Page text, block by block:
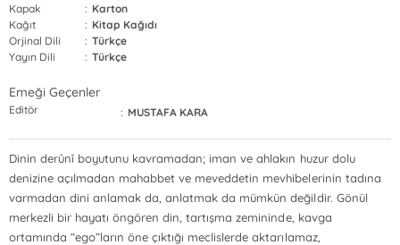
Kapak
: Karton
Kağıt
: Kitap Kağıdı
Orjinal Dili
: Türkçe
Yayın Dili
: Türkçe
Emeği Geçenler
Editör : MUSTAFA KARA
Dinin derûnî boyutunu kavramadan; iman ve ahlakın huzur dolu
denizine açılmadan mahabbet ve meveddetin mevhibelerinin tadına
varmadan dini anlamak da, anlatmak da mümkün değildir. Gönül
merkezli bir hayatı öngören din, tartışma zemininde, kavga
ortamında “ego”ların öne çıktığı meclislerde aktarılamaz,